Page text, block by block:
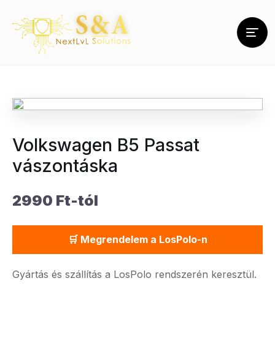
Volkswagen B5 Passat
vászontáska
2990 Ft-tól
🛒 Megrendelem a LosPolo-n
Gyártás és szállítás a LosPolo rendszerén keresztül.